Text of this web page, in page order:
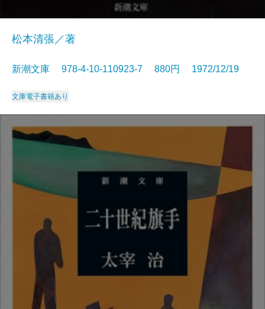
松本清張／著
新潮文庫 978-4-10-110923-7 880円 1972/12/19
文庫電子書籍あり